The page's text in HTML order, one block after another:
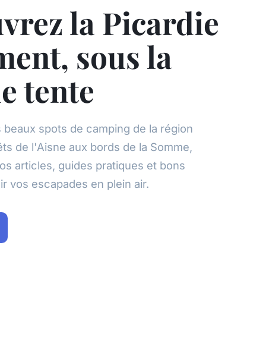
la Picardie
sous la
tente
beaux spots de camping de la région
de l'Aisne aux bords de la Somme,
articles, guides pratiques et bons
vos escapades en plein air.